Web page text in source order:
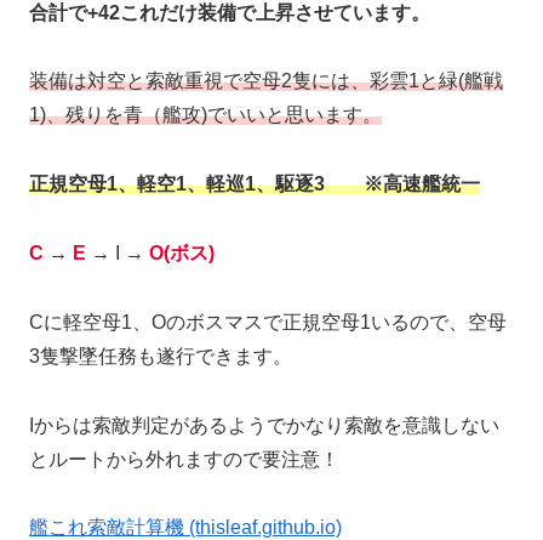
合計で+42これだけ装備で上昇させています。
装備は対空と索敵重視で空母2隻には、彩雲1と緑(艦戦
1)、残りを青（艦攻)でいいと思います。
正規空母1、軽空1、軽巡1、駆逐3 ※高速艦統一
C → E → I → O(ボス)
Cに軽空母1、Oのボスマスで正規空母1いるので、空母
3隻撃墜任務も遂行できます。
Iからは索敵判定があるようでかなり索敵を意識しない
とルートから外れますので要注意！
艦これ索敵計算機 (thisleaf.github.io)